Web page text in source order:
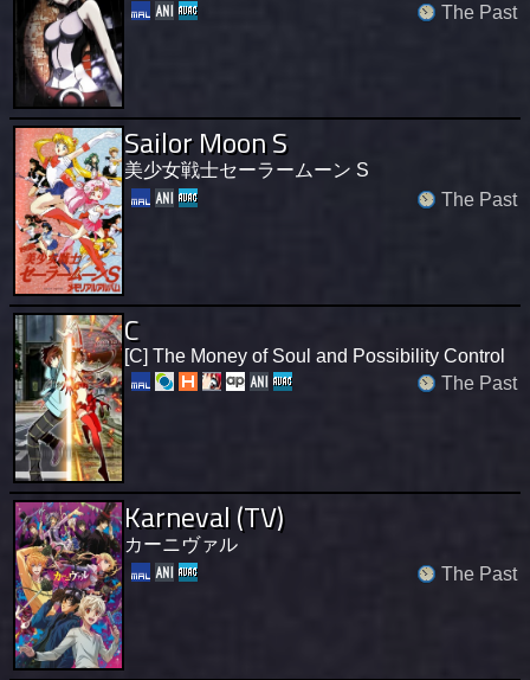
The Past
Sailor Moon S
美少女戦士セーラームーン S
The Past
C
[C] The Money of Soul and Possibility Control
The Past
Karneval (TV)
カーニヴァル
The Past